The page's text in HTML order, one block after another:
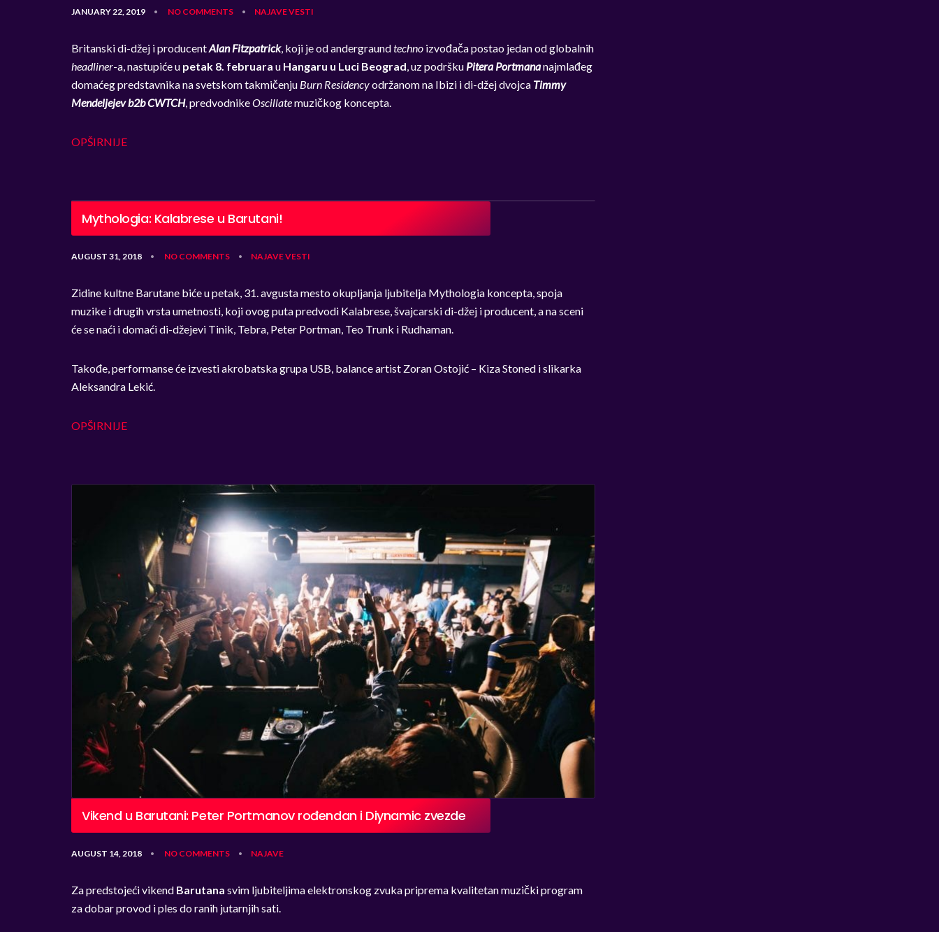
JANUARY 22, 2019 • NO COMMENTS • NAJAVEVESTI
Britanski di-džej i producentAlan Fitzpatrick, koji je od andergraundtechno izvođača postao jedan od globalnih
headliner-a, nastupiće u petak 8. februara u Hangaru u Luci Beograd , uz podršku Pitera Portmananajmlađeg
domaćeg predstavnika na svetskom takmičenju Burn Residencyodržanom na Ibizi i di-džej dvojca Timmy
Mendeljejev b2b CWTCH, predvodnikeOscillatemuzičkog koncepta.
OPŠIRNIJE
Mythologia: Kalabrese u Barutani!
AUGUST 31, 2018 • NO COMMENTS • NAJAVEVESTI
Zidine kultne Barutane biće u petak, 31. avgusta mesto okupljanja ljubitelja Mythologia koncepta, spoja
muzike i drugih vrsta umetnosti, koji ovog puta predvodi Kalabrese, švajcarski di-džej i producent, a na sceni
će se naći i domaći di-džejevi Tinik, Tebra, Peter Portman, Teo Trunk i Rudhaman.
Takođe, performanse će izvesti akrobatska grupa USB, balance artist Zoran Ostojić – Kiza Stoned i slikarka
Aleksandra Lekić.
OPŠIRNIJE
Vikend u Barutani: Peter Portmanov rođendan i Diynamic zvezde
AUGUST 14, 2018 • NO COMMENTS • NAJAVE
Za predstojeći vikend Barutana svim ljubiteljima elektronskog zvuka priprema kvalitetan muzički program
za dobar provod i ples do ranih jutarnjih sati.